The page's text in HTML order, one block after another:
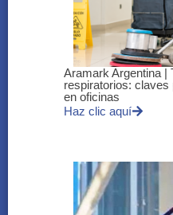
Aramark Argentina |
respiratorios: claves
en oficinas
Haz clic aquí